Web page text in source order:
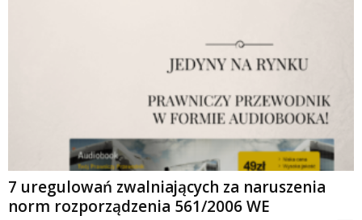
7 uregulowań zwalniających za naruszenia
norm rozporządzenia 561/2006 WE